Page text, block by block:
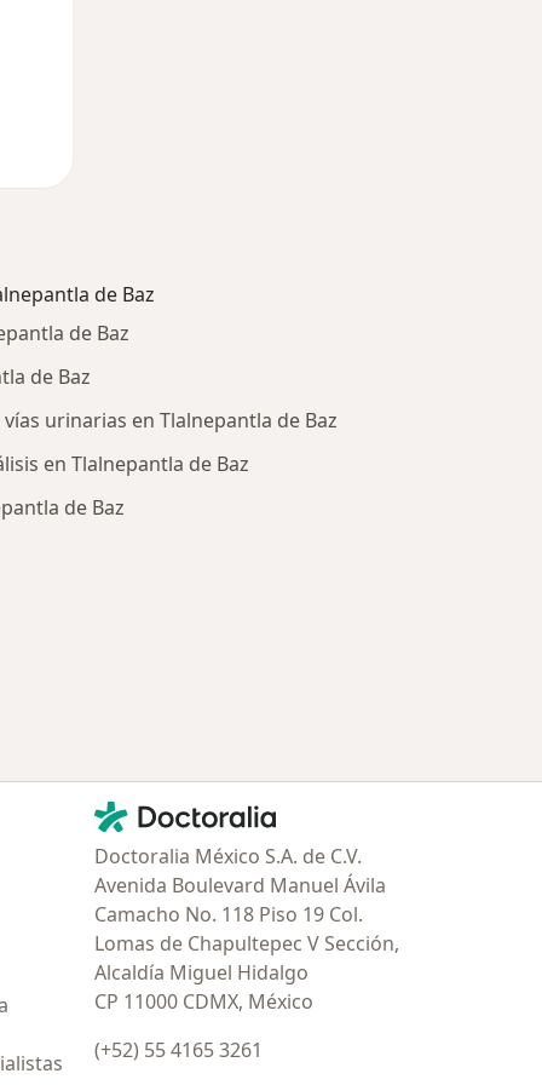
de Baz
de Baz
de Baz
urinarias en Tlalnepantla de Baz
en Tlalnepantla de Baz
de Baz
Contacto
Doctoralia - Página de inicio
Doctoralia México S.A. de C.V.
Avenida Boulevard Manuel Ávila
Camacho No. 118 Piso 19 Col.
Lomas de Chapultepec V Sección,
Alcaldía Miguel Hidalgo
CP 11000 CDMX, México
(+52) 55 4165 3261